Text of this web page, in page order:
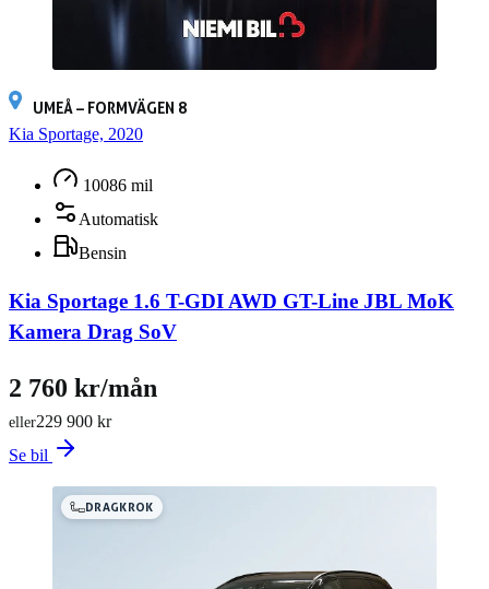
UMEÅ – FORMVÄGEN 8
Kia Sportage, 2020
10086 mil
Automatisk
Bensin
Kia Sportage 1.6 T-GDI AWD GT-Line JBL MoK
Kamera Drag SoV
229 900 kr
eller
2 760 kr/mån
Se bil
DRAGKROK